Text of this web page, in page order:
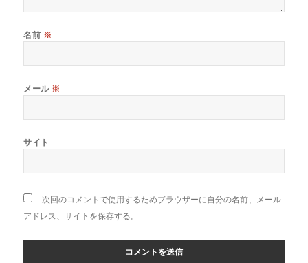
名前 ※
メール ※
サイト
次回のコメントで使用するためブラウザーに自分の名前、メール
アドレス、サイトを保存する。